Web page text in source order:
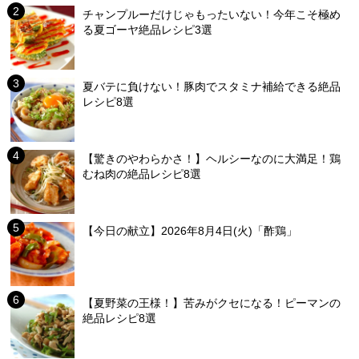
チャンプルーだけじゃもったいない！今年こそ極め
る夏ゴーヤ絶品レシピ3選
夏バテに負けない！豚肉でスタミナ補給できる絶品
レシピ8選
【驚きのやわらかさ！】ヘルシーなのに大満足！鶏
むね肉の絶品レシピ8選
【今日の献立】2026年8月4日(火)「酢鶏」
【夏野菜の王様！】苦みがクセになる！ピーマンの
絶品レシピ8選